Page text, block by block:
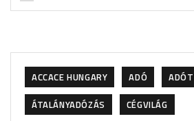
ACCACE HUNGARY ADÓ
ÁTALÁNYADÓZÁS
CÉGVILÁG